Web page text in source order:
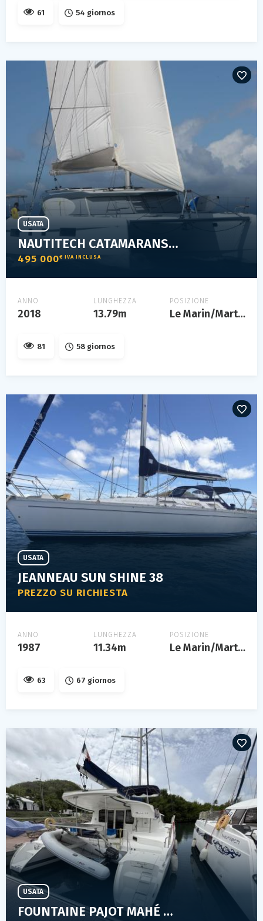
61 54 giornos
NAUTITECH CATAMARANS 46 OPEN
495 000€ IVA INCLUSA
USATA
ANNO
2018
LUNGHEZZA
13.79m
POSIZIONE
Le Marin/Martinique
81 58 giornos
JEANNEAU SUN SHINE 38
PREZZO SU RICHIESTA
USATA
ANNO
1987
LUNGHEZZA
11.34m
POSIZIONE
Le Marin/Martinique
63 67 giornos
FOUNTAINE PAJOT MAHÉ 36 EVOLUTION
USATA